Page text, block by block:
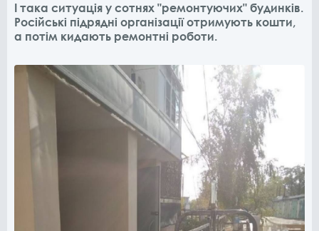
І така ситуація у сотнях "ремонтуючих" будинків.
Російські підрядні організації отримують кошти,
а потім кидають ремонтні роботи.